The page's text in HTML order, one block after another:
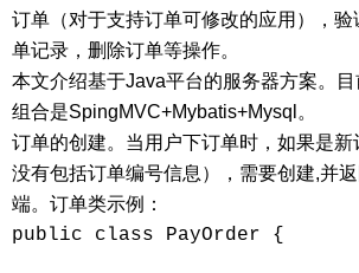
订单（对于支持订单可修改的应用），
单记录，删除订单等操作。
本文介绍基于Java平台的服务器方案。
组合是SpingMVC+Mybatis+Mysql。
订单的创建。当用户下订单时，如果是
没有包括订单编号信息），需要创建,并
端。订单类示例：
public class PayOrder {